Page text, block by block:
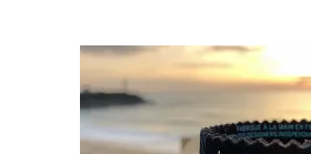
RECHERCHE